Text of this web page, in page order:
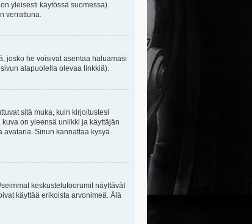
yleisesti käytössä suomessa).
verrattuna.
josko he voisivat asentaa haluamasi
alapuolella olevaa linkkiä).
sitä muka, kuin kirjoitustesi
on yleensä uniikki ja käyttäjän
avataria. Sinun kannattaa kysyä
keskustelufoorumit näyttävät
käyttää erikoista arvonimeä. Älä